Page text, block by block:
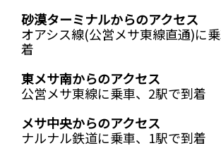
砂漠ターミナルからのアクセス
オアシス線(公営メサ東線直通)に
着
東メサ南からのアクセス
公営メサ東線に乗車、2駅で到着
メサ中央からのアクセス
ナルナル鉄道に乗車、1駅で到着